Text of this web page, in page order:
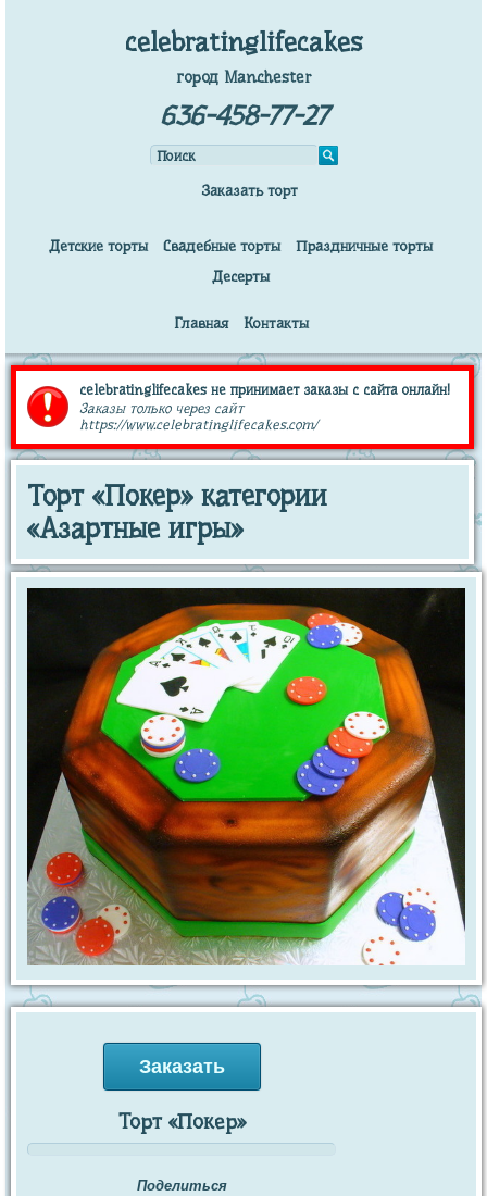
celebratinglifecakes
город Manchester
636-458-77-27
Заказать торт
Детские торты Свадебные торты
Праздничные торты
Десерты
Главная Контакты
celebratinglifecakes не принимает заказы с сайта онлайн!
Заказы только через сайт
https://www.celebratinglifecakes.com/
Торт «Покер» категории
«Азартные игры»
Заказать
Торт «Покер»
Поделиться